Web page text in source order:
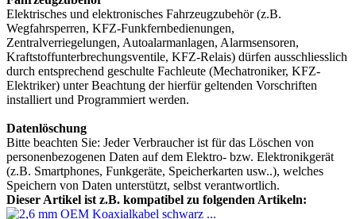
Elektrisches und elektronisches Fahrzeugzubehör (z.B.
Wegfahrsperren, KFZ-Funkfernbedienungen,
Zentralverriegelungen, Autoalarmanlagen, Alarmsensoren,
Kraftstoffunterbrechungsventile, KFZ-Relais) dürfen ausschliesslich
durch entsprechend geschulte Fachleute (Mechatroniker, KFZ-
Elektriker) unter Beachtung der hierfür geltenden Vorschriften
installiert und Programmiert werden.
Datenlöschung
Bitte beachten Sie: Jeder Verbraucher ist für das Löschen von
personenbezogenen Daten auf dem Elektro- bzw. Elektronikgerät
(z.B. Smartphones, Funkgeräte, Speicherkarten usw..), welches
Speichern von Daten unterstützt, selbst verantwortlich.
Dieser Artikel ist z.B. kompatibel zu folgenden Artikeln: